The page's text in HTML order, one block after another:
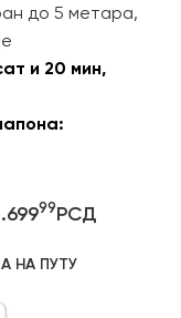
до 5 метара,
и 20 мин,
99РСД
НА ПУТУ